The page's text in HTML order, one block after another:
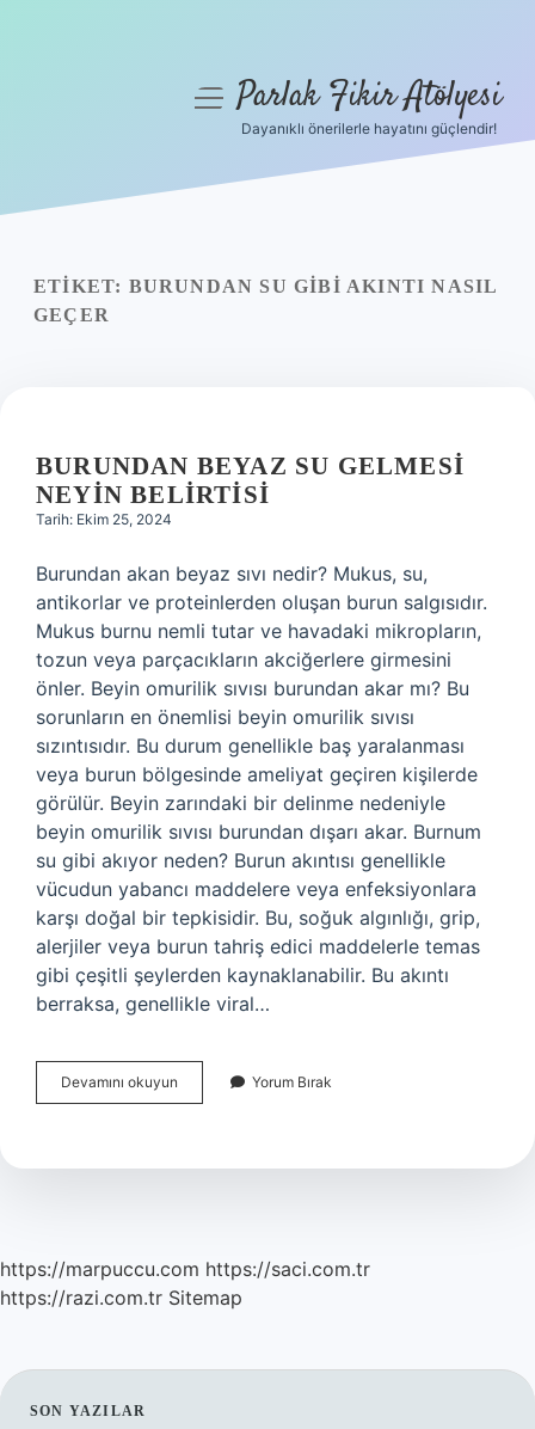
Yasal Uyarı
menüyüParlak Fikir Atölyesi
Dayanıklı önerilerle hayatını güçlendir!
ETIKET: BURUNDAN SU GIBI AKINTI NASIL
GEÇER
BURUNDAN BEYAZ SU GELMESI
NEYIN BELIRTISI
Tarih: Ekim 25, 2024
Burundan akan beyaz sıvı nedir? Mukus, su,
antikorlar ve proteinlerden oluşan burun salgısıdır.
Mukus burnu nemli tutar ve havadaki mikropların,
tozun veya parçacıkların akciğerlere girmesini
önler. Beyin omurilik sıvısı burundan akar mı? Bu
sorunların en önemlisi beyin omurilik sıvısı
sızıntısıdır. Bu durum genellikle baş yaralanması
veya burun bölgesinde ameliyat geçiren kişilerde
görülür. Beyin zarındaki bir delinme nedeniyle
beyin omurilik sıvısı burundan dışarı akar. Burnum
su gibi akıyor neden? Burun akıntısı genellikle
vücudun yabancı maddelere veya enfeksiyonlara
karşı doğal bir tepkisidir. Bu, soğuk algınlığı, grip,
alerjiler veya burun tahriş edici maddelerle temas
gibi çeşitli şeylerden kaynaklanabilir. Bu akıntı
berraksa, genellikle viral…
Devamını okuyun Burundan
Beyaz
Neyin
Yorum Bırak
https://marpuccu.com https://saci.com.tr
https://razi.com.tr Sitemap
SON YAZILAR